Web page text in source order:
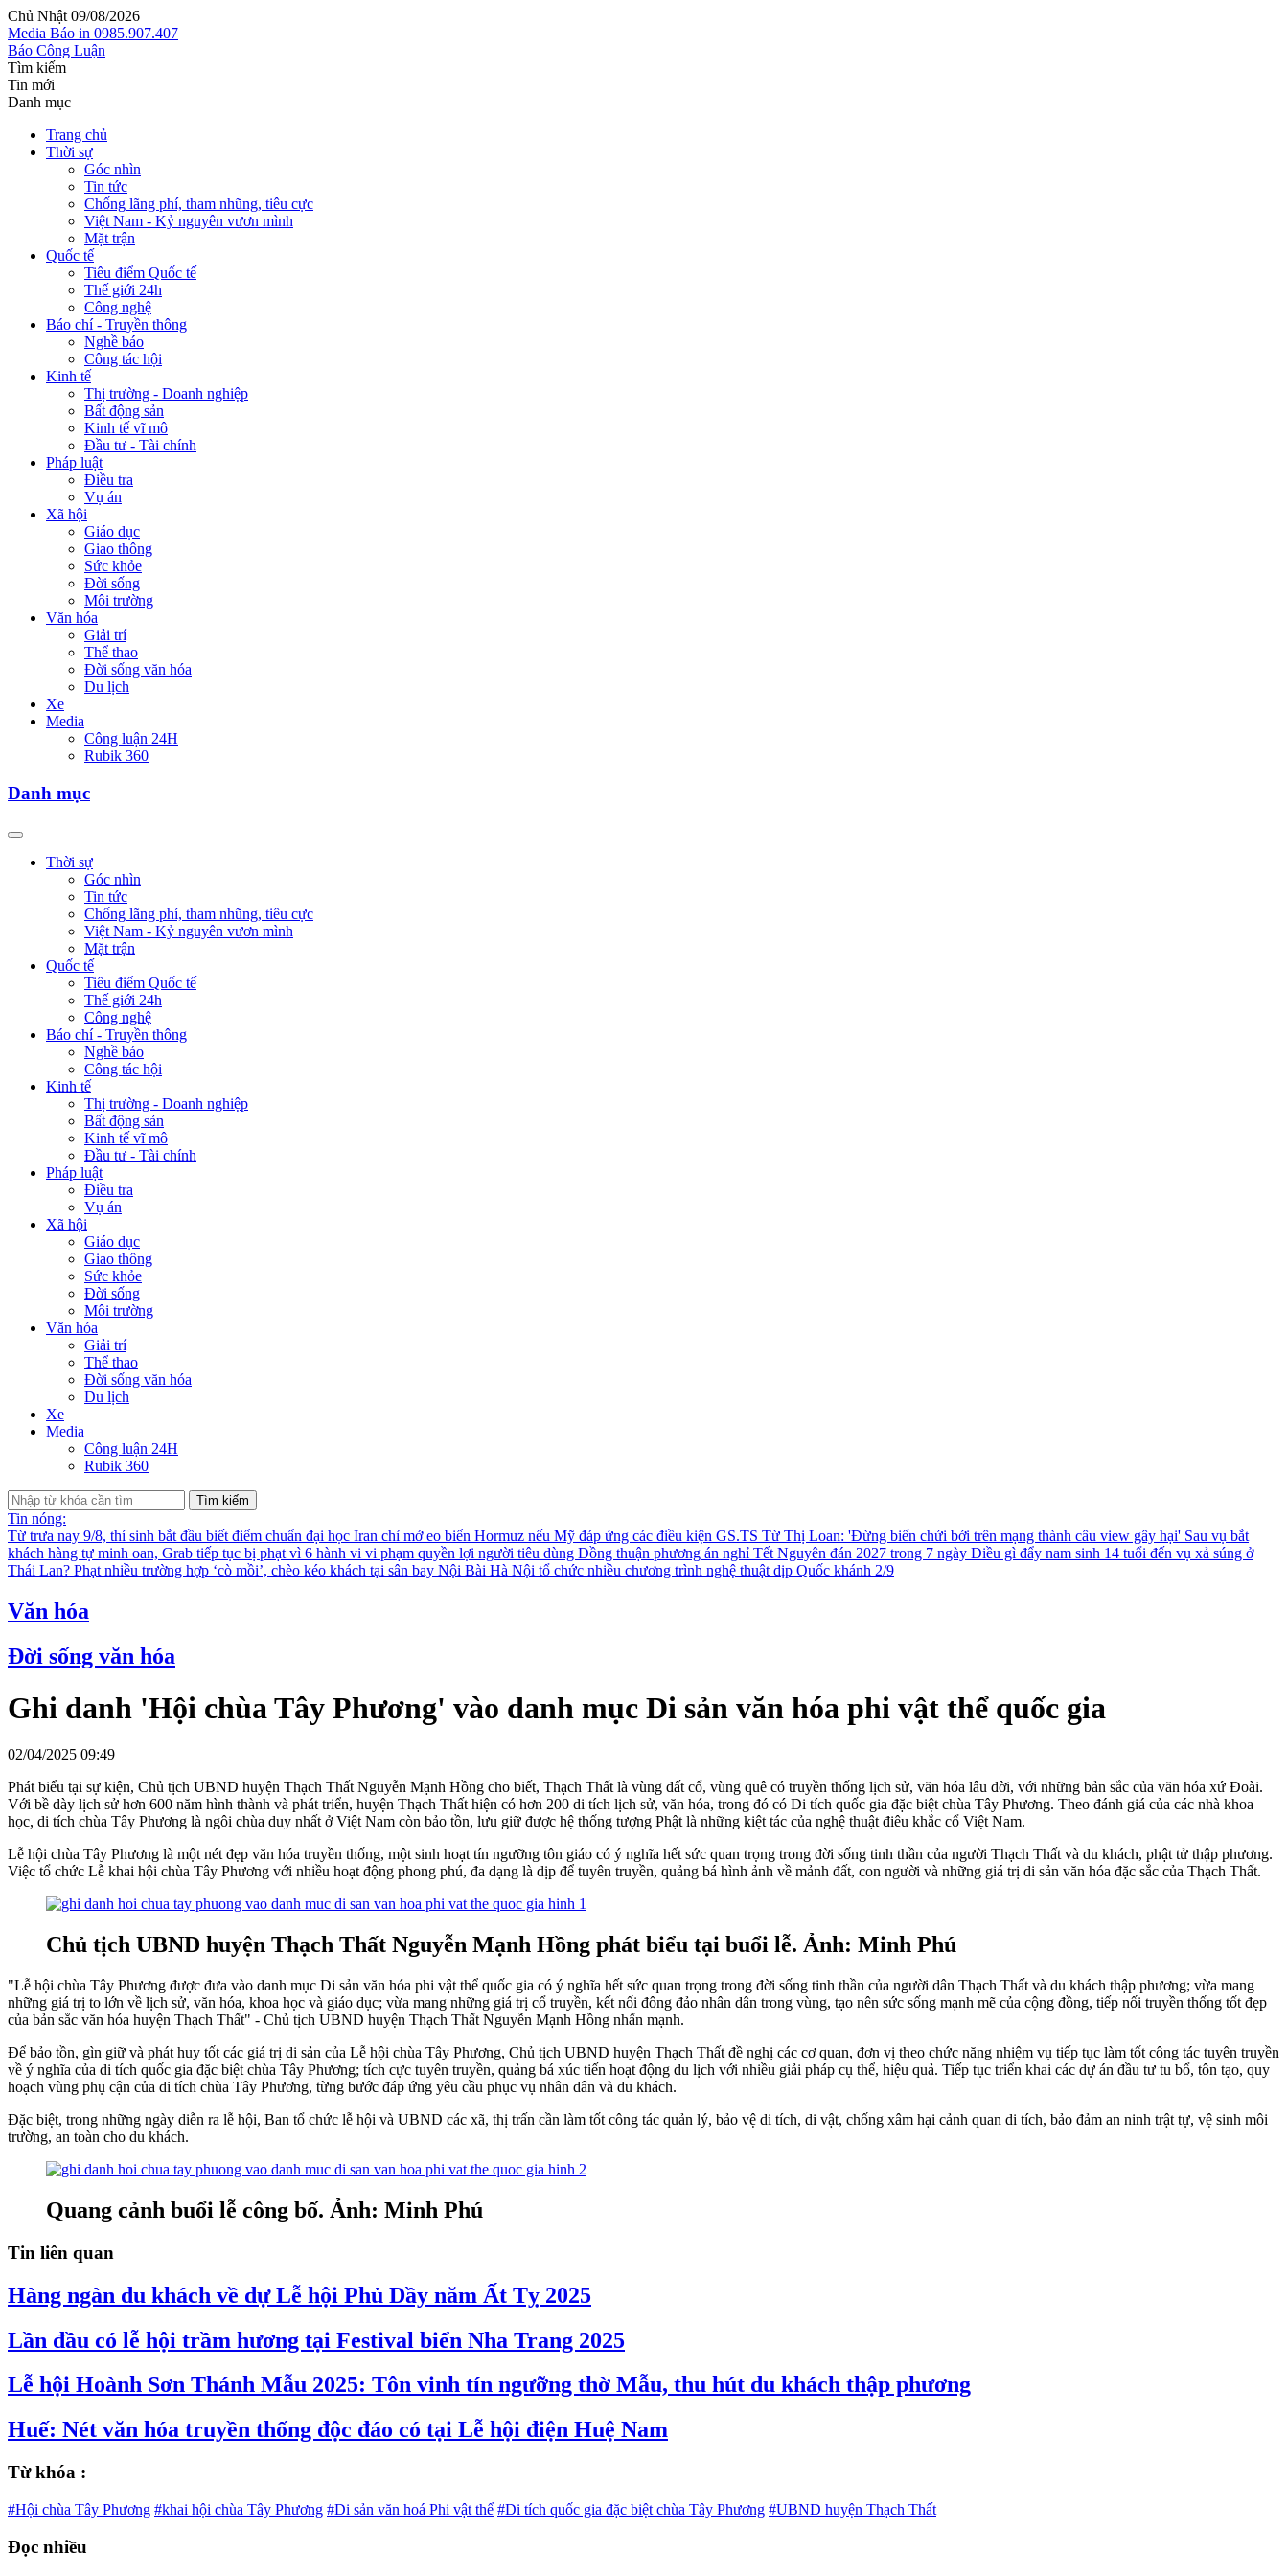
Chủ Nhật 09/08/2026
Media Báo in 0985.907.407
Báo Công Luận
Tìm kiếm
Tin mới
Danh mục
Trang chủ
Thời sự
Góc nhìn
Tin tức
Chống lãng phí, tham nhũng, tiêu cực
Việt Nam - Kỷ nguyên vươn mình
Mặt trận
Quốc tế
Tiêu điểm Quốc tế
Thế giới 24h
Công nghệ
Báo chí - Truyền thông
Nghề báo
Công tác hội
Kinh tế
Thị trường - Doanh nghiệp
Bất động sản
Kinh tế vĩ mô
Đầu tư - Tài chính
Pháp luật
Điều tra
Vụ án
Xã hội
Giáo dục
Giao thông
Sức khỏe
Đời sống
Môi trường
Văn hóa
Giải trí
Thể thao
Đời sống văn hóa
Du lịch
Xe
Media
Công luận 24H
Rubik 360
Danh mục
Thời sự
Góc nhìn
Tin tức
Chống lãng phí, tham nhũng, tiêu cực
Việt Nam - Kỷ nguyên vươn mình
Mặt trận
Quốc tế
Tiêu điểm Quốc tế
Thế giới 24h
Công nghệ
Báo chí - Truyền thông
Nghề báo
Công tác hội
Kinh tế
Thị trường - Doanh nghiệp
Bất động sản
Kinh tế vĩ mô
Đầu tư - Tài chính
Pháp luật
Điều tra
Vụ án
Xã hội
Giáo dục
Giao thông
Sức khỏe
Đời sống
Môi trường
Văn hóa
Giải trí
Thể thao
Đời sống văn hóa
Du lịch
Xe
Media
Công luận 24H
Rubik 360
Tìm kiếm
Tin nóng:
Từ trưa nay 9/8, thí sinh bắt đầu biết điểm chuẩn đại học Iran chỉ mở eo biển Hormuz nếu Mỹ đáp ứng các điều kiện GS.TS Từ Thị Loan: 'Đừng biến chửi bới trên mạng thành câu view gây hại' Sau vụ bắt
khách hàng tự minh oan, Grab tiếp tục bị phạt vì 6 hành vi vi phạm quyền lợi người tiêu dùng Đồng thuận phương án nghỉ Tết Nguyên đán 2027 trong 7 ngày Điều gì đẩy nam sinh 14 tuổi đến vụ xả súng ở
Thái Lan? Phạt nhiều trường hợp ‘cò mồi’, chèo kéo khách tại sân bay Nội Bài Hà Nội tổ chức nhiều chương trình nghệ thuật dịp Quốc khánh 2/9
Văn hóa
Đời sống văn hóa
Ghi danh 'Hội chùa Tây Phương' vào danh mục Di sản văn hóa phi vật thể quốc gia
02/04/2025 09:49
Phát biểu tại sự kiện, Chủ tịch UBND huyện Thạch Thất Nguyễn Mạnh Hồng cho biết, Thạch Thất là vùng đất cổ, vùng quê có truyền thống lịch sử, văn hóa lâu đời, với những bản sắc của văn hóa xứ Đoài.
Với bề dày lịch sử hơn 600 năm hình thành và phát triển, huyện Thạch Thất hiện có hơn 200 di tích lịch sử, văn hóa, trong đó có Di tích quốc gia đặc biệt chùa Tây Phương. Theo đánh giá của các nhà khoa
học, di tích chùa Tây Phương là ngôi chùa duy nhất ở Việt Nam còn bảo tồn, lưu giữ được hệ thống tượng Phật là những kiệt tác của nghệ thuật điêu khắc cổ Việt Nam.
Lễ hội chùa Tây Phương là một nét đẹp văn hóa truyền thống, một sinh hoạt tín ngưỡng tôn giáo có ý nghĩa hết sức quan trọng trong đời sống tinh thần của người Thạch Thất và du khách, phật tử thập phương.
Việc tổ chức Lễ khai hội chùa Tây Phương với nhiều hoạt động phong phú, đa dạng là dịp để tuyên truyền, quảng bá hình ảnh về mảnh đất, con người và những giá trị di sản văn hóa đặc sắc của Thạch Thất.
Chủ tịch UBND huyện Thạch Thất Nguyễn Mạnh Hồng phát biểu tại buổi lễ. Ảnh: Minh Phú
"Lễ hội chùa Tây Phương được đưa vào danh mục Di sản văn hóa phi vật thể quốc gia có ý nghĩa hết sức quan trọng trong đời sống tinh thần của người dân Thạch Thất và du khách thập phương; vừa mang
những giá trị to lớn về lịch sử, văn hóa, khoa học và giáo dục; vừa mang những giá trị cổ truyền, kết nối đông đảo nhân dân trong vùng, tạo nên sức sống mạnh mẽ của cộng đồng, tiếp nối truyền thống tốt đẹp
của bản sắc văn hóa huyện Thạch Thất" - Chủ tịch UBND huyện Thạch Thất Nguyễn Mạnh Hồng nhấn mạnh.
Để bảo tồn, gìn giữ và phát huy tốt các giá trị di sản của Lễ hội chùa Tây Phương, Chủ tịch UBND huyện Thạch Thất đề nghị các cơ quan, đơn vị theo chức năng nhiệm vụ tiếp tục làm tốt công tác tuyên truyền
về ý nghĩa của di tích quốc gia đặc biệt chùa Tây Phương; tích cực tuyên truyền, quảng bá xúc tiến hoạt động du lịch với nhiều giải pháp cụ thể, hiệu quả. Tiếp tục triển khai các dự án đầu tư tu bổ, tôn tạo, quy
hoạch vùng phụ cận của di tích chùa Tây Phương, từng bước đáp ứng yêu cầu phục vụ nhân dân và du khách.
Đặc biệt, trong những ngày diễn ra lễ hội, Ban tổ chức lễ hội và UBND các xã, thị trấn cần làm tốt công tác quản lý, bảo vệ di tích, di vật, chống xâm hại cảnh quan di tích, bảo đảm an ninh trật tự, vệ sinh môi
trường, an toàn cho du khách.
Quang cảnh buổi lễ công bố. Ảnh: Minh Phú
Tin liên quan
Hàng ngàn du khách về dự Lễ hội Phủ Dầy năm Ất Tỵ 2025
Lần đầu có lễ hội trầm hương tại Festival biển Nha Trang 2025
Lễ hội Hoành Sơn Thánh Mẫu 2025: Tôn vinh tín ngưỡng thờ Mẫu, thu hút du khách thập phương
Huế: Nét văn hóa truyền thống độc đáo có tại Lễ hội điện Huệ Nam
Từ khóa :
#Hội chùa Tây Phương #khai hội chùa Tây Phương #Di sản văn hoá Phi vật thể #Di tích quốc gia đặc biệt chùa Tây Phương #UBND huyện Thạch Thất
Đọc nhiều